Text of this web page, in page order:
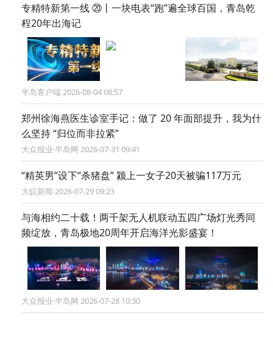
专精特新第一线 ⑳丨一块电表“跑”遍全球百国，青岛乾
程20年出海记
半岛客户端 2026-08-04 08:57
郑州徐海燕医生诊室手记：做了 20 年面部提升，我为什
么坚持 “归位而非拉紧”
大众报业·半岛网 2026-07-31 09:41
“精英男”设下“杀猪盘” 颍上一女子20天被骗117万元
大皖新闻 2026-07-29 09:23
与海相约二十载！两千架无人机联动五四广场灯光秀同
频绽放，青岛极地20周年开启海洋光影盛宴！
大众报业·半岛网 2026-07-28 10:30